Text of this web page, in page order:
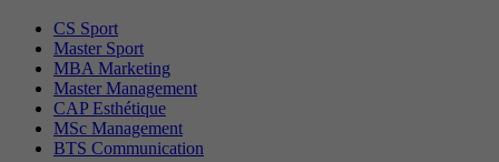
CS Sport
Master Sport
MBA Marketing
Master Management
CAP Esthétique
MSc Management
BTS Communication